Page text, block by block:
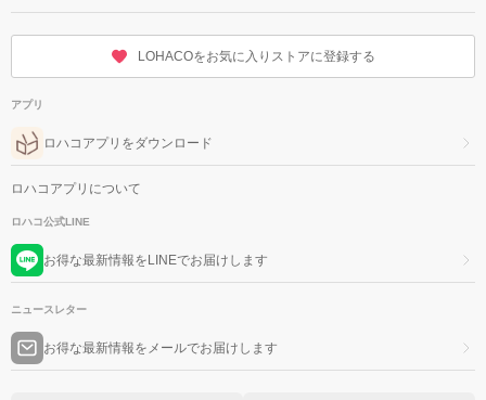
LOHACOをお気に入りストアに登録する
アプリ
ロハコアプリをダウンロード
ロハコアプリについて
ロハコ公式LINE
お得な最新情報をLINEでお届けします
ニュースレター
お得な最新情報をメールでお届けします